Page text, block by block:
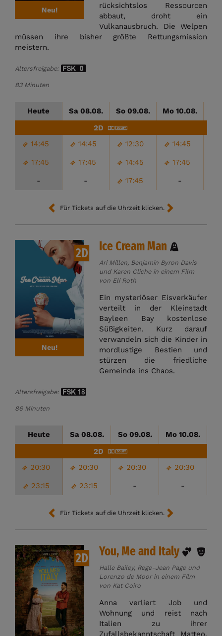
Neu!
rücksichtslos Ressourcen
abbaut, droht ein
Vulkanausbruch. Die Welpen
müssen ihre bisher größte Rettungsmission
meistern.
Altersfreigabe:
83 Minuten
Heute Sa 08.08. So 09.08. Mo 10.08.
14:45 14:45 12:30 14:45
17:45 17:45 14:45 17:45
- - 17:45 -
2D
Für Tickets auf die Uhrzeit klicken.
2D
Neu!
Ice Cream Man
Ari Millen, Benjamin Byron Davis
und Karen Cliche in einem Film
von Eli Roth
Ein mysteriöser Eisverkäufer
verteilt in der Kleinstadt
Bayleen Bay kostenlose
Süßigkeiten. Kurz darauf
verwandeln sich die Kinder in
mordlustige Bestien und
stürzen die friedliche
Gemeinde ins Chaos.
Altersfreigabe:
86 Minuten
Heute Sa 08.08. So 09.08. Mo 10.08.
20:30 20:30 20:30 20:30
23:15 23:15 - -
2D
Für Tickets auf die Uhrzeit klicken.
2D You, Me and Italy
Halle Bailey, Rege-Jean Page und
Lorenzo de Moor in einem Film
von Kat Coiro
Anna verliert Job und
Wohnung und reist nach
Italien zu ihrer
Zufallsbekanntschaft Matteo.